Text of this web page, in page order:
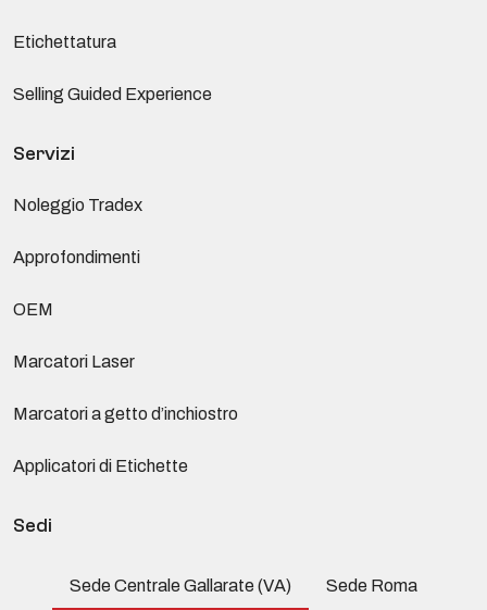
Etichettatura
Selling Guided Experience
Servizi
Noleggio Tradex
Approfondimenti
OEM
Marcatori Laser
Marcatori a getto d’inchiostro
Applicatori di Etichette
Sedi
Sede Centrale Gallarate (VA) Sede Roma